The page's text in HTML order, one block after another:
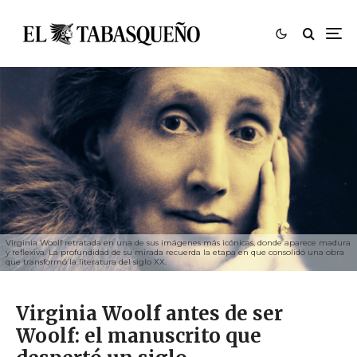
Virginia Woolf retratada en una de sus imágenes más icónicas, donde aparece madura
y reflexiva. La profundidad de su mirada recuerda la etapa en que consolidó una obra
que transformó la literatura del siglo XX.
Virginia Woolf antes de ser
Woolf: el manuscrito que